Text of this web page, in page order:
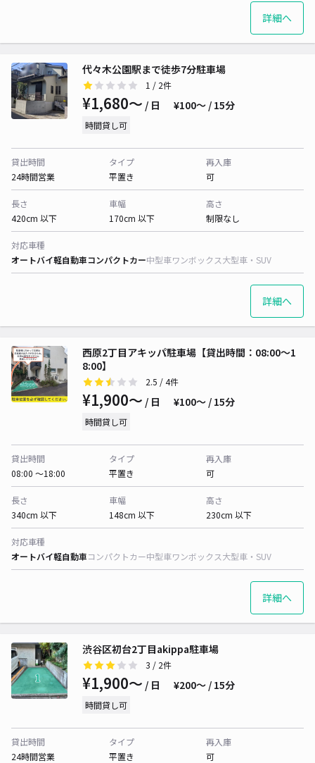
詳細へ
代々木公園駅まで徒歩7分駐車場
1 / 2件
¥1,680〜 / 日 ¥100〜 / 15分
時間貸し可
貸出時間
24時間営業
タイプ
平置き
再入庫
可
長さ
420cm 以下
車幅
170cm 以下
高さ
制限なし
対応車種
オートバイ軽自動車コンパクトカー中型車ワンボックス大型車・SUV
詳細へ
西原2丁目アキッパ駐車場【貸出時間：08:00～1
8:00】
2.5 / 4件
¥1,900〜 / 日 ¥100〜 / 15分
時間貸し可
貸出時間
08:00 〜18:00
タイプ
平置き
再入庫
可
長さ
340cm 以下
車幅
148cm 以下
高さ
230cm 以下
対応車種
オートバイ軽自動車コンパクトカー中型車ワンボックス大型車・SUV
詳細へ
渋谷区初台2丁目akippa駐車場
3 / 2件
¥1,900〜 / 日 ¥200〜 / 15分
時間貸し可
貸出時間
24時間営業
タイプ
平置き
再入庫
可